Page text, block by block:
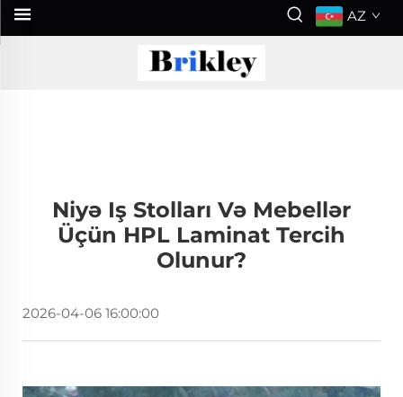
AZ
Niyə Iş Stolları Və Mebellər
Üçün HPL Laminat Tercih
Olunur?
2026-04-06 16:00:00